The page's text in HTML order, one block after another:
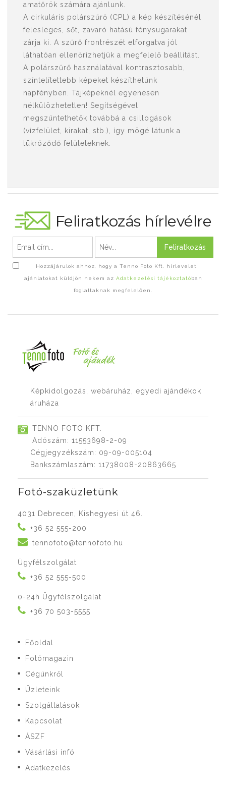
amatőrök számára ajánlunk.
A cirkuláris polárszűrő (CPL) a kép készítésénél
felesleges, sőt, zavaró hatású fénysugarakat
zárja ki. A szűrő frontrészét elforgatva jól
láthatóan ellenőrizhetjük a megfelelő beállítást.
A polárszűrő használatával kontrasztosabb,
színtelítettebb képeket készíthetünk
napfényben. Tájképeknél egyenesen
nélkülözhetetlen! Segítségével
megszüntethetők továbbá a csillogások
(vízfelület, kirakat, stb.), így mögé látunk a
tükröződő felületeknek.
Feliratkozás hírlevélre
Feliratkozás
Hozzájárulok ahhoz, hogy a Tenno Foto Kft. hírlevelet,
ajánlatokat küldjön nekem az Adatkezelési tájékoztatóban
foglaltaknak megfelelően.
Képkidolgozás, webáruház, egyedi ajándékok
áruháza
TENNO FOTO KFT.
Adószám: 11553698-2-09
Cégjegyzékszám: 09-09-005104
Bankszámlaszám: 11738008-20863665
Fotó-szaküzletünk
4031 Debrecen, Kishegyesi út 46.
+36 52 555-200
tennofoto@tennofoto.hu
Ügyfélszolgálat
+36 52 555-500
0-24h Ügyfélszolgálat
+36 70 503-5555
■ Főoldal
■ Fotómagazin
■ Cégünkről
■ Üzleteink
■ Szolgáltatások
■ Kapcsolat
■ ÁSZF
■ Vásárlási infó
■ Adatkezelés